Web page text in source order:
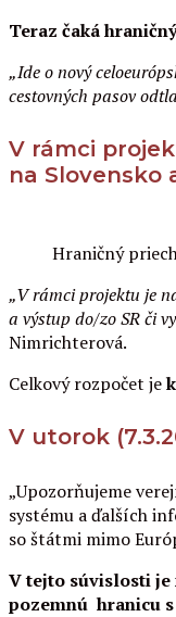
Teraz čaká
„Ide o nový
cestovných pasov
V rámci
na Slovensko
Hraničný
„V rámci projektu je
a výstup do/zo SR či
Nimrichterová.
Celkový rozpočet je
V utorok
„Upozorňujeme
systému a ďalších
so štátmi mimo
V tejto súvislosti je
pozemnú hranicu